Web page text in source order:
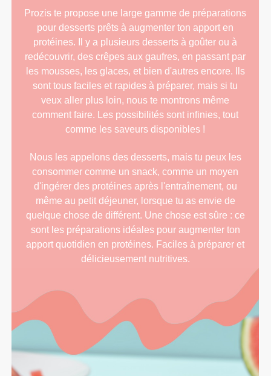
Prozis te propose une large gamme de préparations
pour desserts prêts à augmenter ton apport en
protéines. Il y a plusieurs desserts à goûter ou à
redécouvrir, des crêpes aux gaufres, en passant par
les mousses, les glaces, et bien d'autres encore. Ils
sont tous faciles et rapides à préparer, mais si tu
veux aller plus loin, nous te montrons même
comment faire. Les possibilités sont infinies, tout
comme les saveurs disponibles !
Nous les appelons des desserts, mais tu peux les
consommer comme un snack, comme un moyen
d'ingérer des protéines après l'entraînement, ou
même au petit déjeuner, lorsque tu as envie de
quelque chose de différent. Une chose est sûre : ce
sont les préparations idéales pour augmenter ton
apport quotidien en protéines. Faciles à préparer et
délicieusement nutritives.